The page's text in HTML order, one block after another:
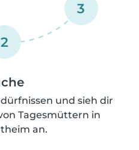
2
3
und sieh dir
Tagesmüttern in
an.